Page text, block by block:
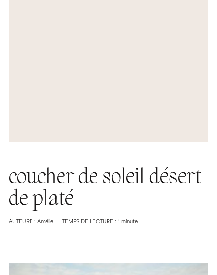
coucher de soleil désert
de platé
AUTEURE : Amélie TEMPS DE LECTURE : 1 minute